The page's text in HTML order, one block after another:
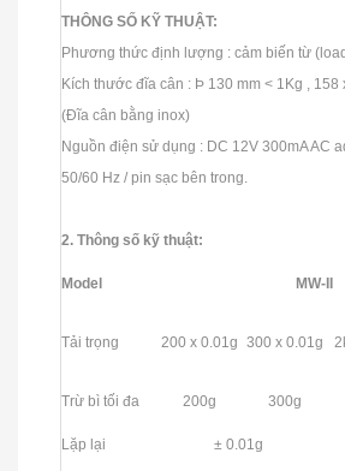
THÔNG SỐ KỸ THUẬT:
Phương thức định lượng : cảm biến từ
Kích thước đĩa cân : Þ 130 mm < 1Kg ,
(Đĩa cân bằng inox)
Nguồn điện sử dụng : DC 12V 300mA AC
50/60 Hz / pin sạc bên trong.
2. Thông số kỹ thuật:
Model MW-II
Tải trọng 200 x 0.01g 300 x 0.01g
Trừ bì tối đa 200g 300g
Lặp lại ± 0.01g